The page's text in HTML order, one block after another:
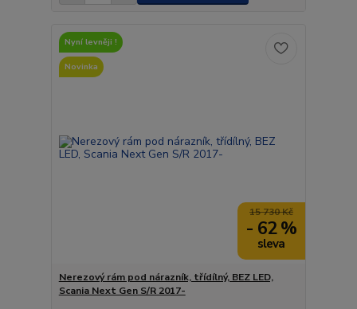
Nyní levněji !
Novinka
15 730 Kč
- 62 %
Nerezový rám pod nárazník, třídílný, BEZ LED,
Scania Next Gen S/R 2017-